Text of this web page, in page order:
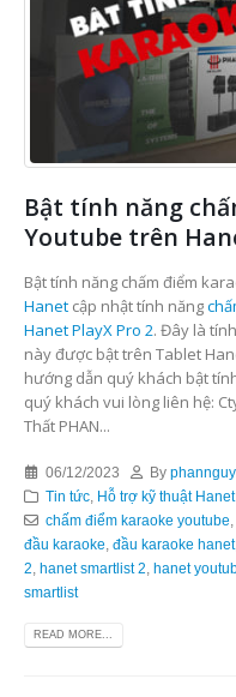
Bật tính năng
Youtube trên
Bật tính năng chấm điểm
Hanet cập nhật tính năng
Hanet PlayX Pro 2. Đây là
này được bật trên Tablet
hướng dẫn quý khách bật
quý khách vui lòng liên hệ:
Thất PHAN...
06/12/2023 By
Tin tức, Hỗ trợ kỹ thuật Hanet
chấm điểm karaoke youtube
đầu karaoke đầu karaoke hanet,
2 hanet smartlist 2 hanet
smartlist
READ MORE...